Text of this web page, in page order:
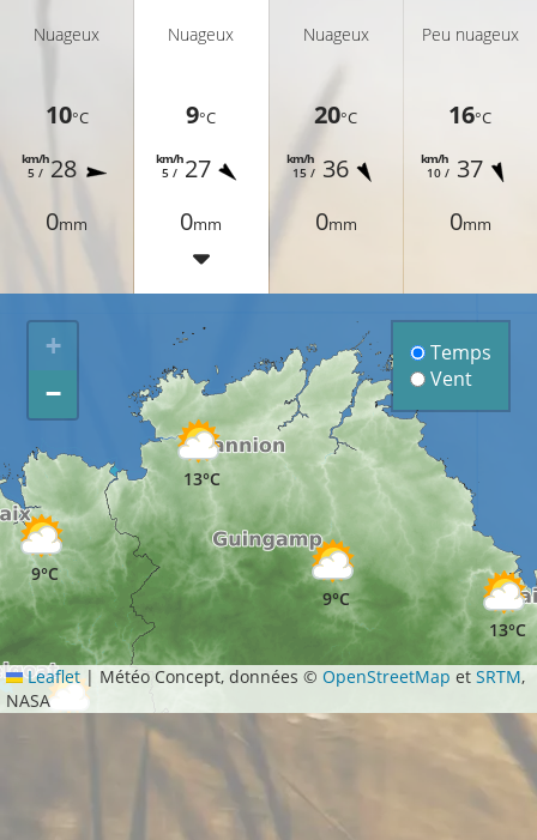
Nuageux
10°C
5 /
km/h28
0mm
Nuageux
9°C
5 /
km/h27
0mm
Nuageux
20°C
15 /
km/h 36
0mm
Peu nuageux
16°C
10 /
km/h 37
0mm
9°C
9°C
13°C
13°C
+
−
Temps
Vent
Leaflet | Météo Concept, données ©OpenStreetMap etSRTM,
NASA